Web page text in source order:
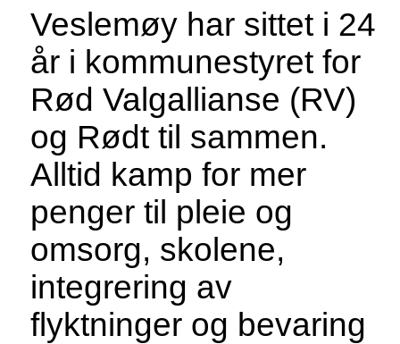
Veslemøy har sittet i 24
år i kommunestyret for
Rød Valgallianse (RV)
og Rødt til sammen.
Alltid kamp for mer
penger til pleie og
omsorg, skolene,
integrering av
flyktninger og bevaring